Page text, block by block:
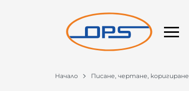
Начало Писане, чертане, коригиране